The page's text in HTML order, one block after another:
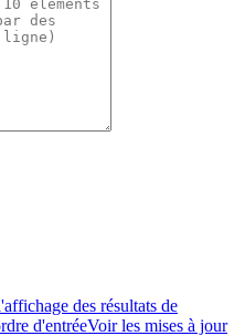
des résultats de
d'entréeVoir les mises à jour